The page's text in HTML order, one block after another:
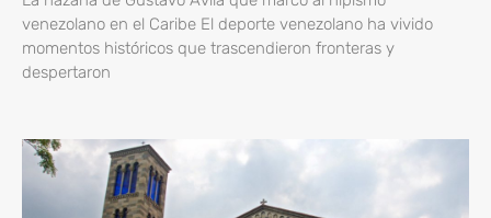
venezolano en el Caribe El deporte venezolano ha vivido
momentos históricos que trascendieron fronteras y
despertaron